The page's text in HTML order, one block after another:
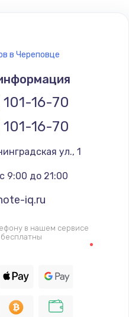
в Череповце
16-70
16-70
ул., 1
9:00 до 21:00
iq.ru
в нашем сервисе